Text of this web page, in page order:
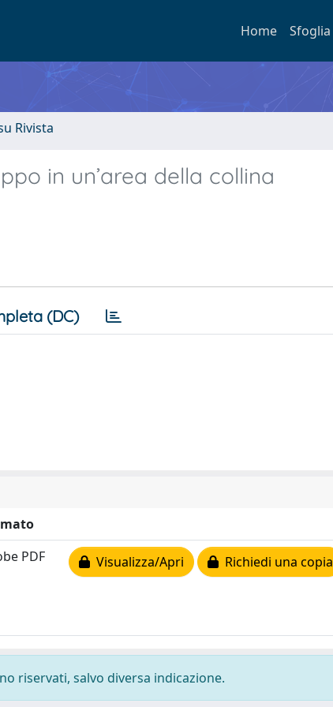
Home Sfoglia
Rivista
in un’area della collina
(DC)
PDF Visualizza/Apri Richiedi una copia
riservati, salvo diversa indicazione.